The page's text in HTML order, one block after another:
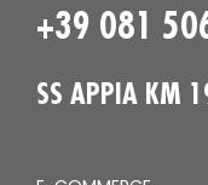
+39 081
SS APPIA KM